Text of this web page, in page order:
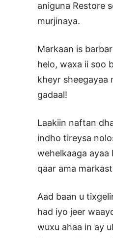
aniguna Restore
murjinaya.
Markaan is
helo, waxa ii soo
kheyr sheegayaa
gadaal!
Laakiin naftan
indho tireysa
wehelkaaga ayaa
qaar ama
Aad baan u
had iyo jeer
wuxu ahaa in ay